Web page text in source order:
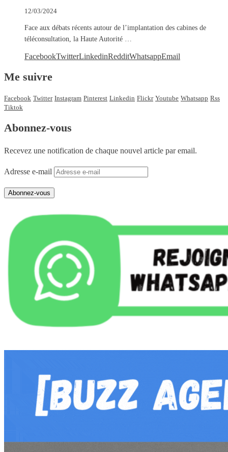
12/03/2024
Face aux débats récents autour de l’implantation des cabines de
téléconsultation, la Haute Autorité …
FacebookTwitterLinkedinRedditWhatsappEmail
Me suivre
Facebook Twitter Instagram Pinterest Linkedin Flickr Youtube Whatsapp Rss
Tiktok
Abonnez-vous
Recevez une notification de chaque nouvel article par email.
Adresse e-mail
Abonnez-vous